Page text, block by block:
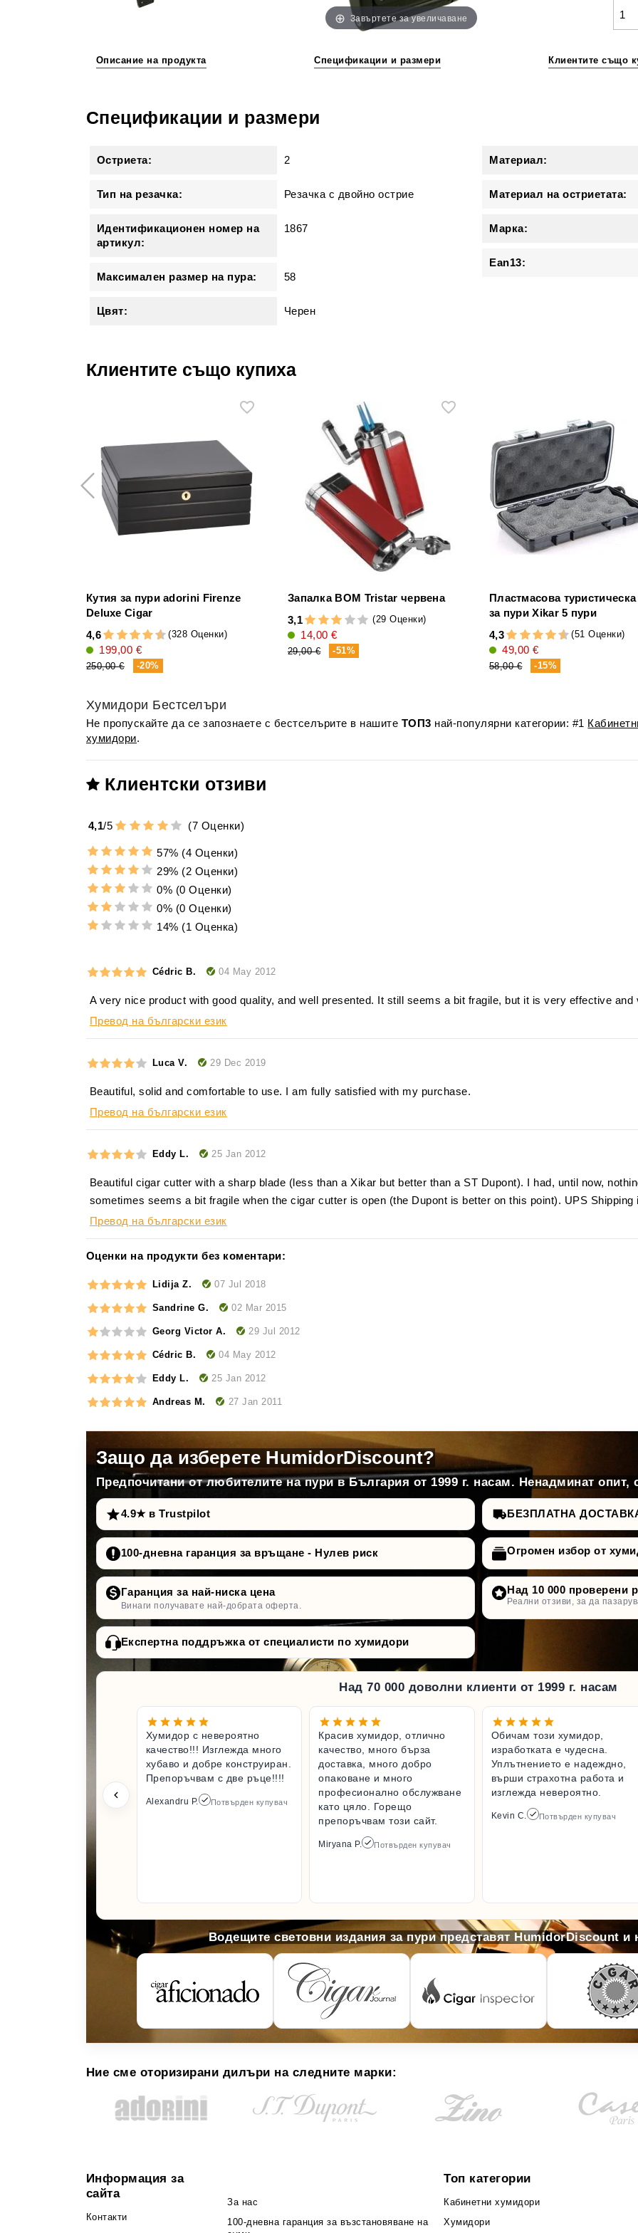
Завъртете за увеличаване
Описание на продукта Спецификации и размери Клиентите също
Спецификации и размери
Остриета: 2
Тип на резачка: Резачка с двойно острие
Идентификационен номер на
артикул:
1867
Максимален размер на пура: 58
Цвят: Черен
Материал:
Материал на остриетата:
Марка:
Ean13:
Клиентите също купиха
Кутия за пури adorini Firenze
Deluxe Cigar
4,6
(328 Оценки)
199,00 €
250,00 € -20%
Запалка BOM Tristar червена
3,1
(29 Оценки)
14,00 €
29,00 € -51%
Пластмасова туристическа
за пури Xikar 5 пури
4,3
(51 Оценки)
49,00 €
58,00 € -15%
Хумидори Бестселъри
Не пропускайте да се запознаете с бестселърите в нашите ТОП3 най-популярни категории: #1
хумидори.
Клиентски отзиви
4,1/5 (7 Оценки)
57% (4 Оценки)
29% (2 Оценки)
0% (0 Оценки)
0% (0 Оценки)
14% (1 Оценка)
Cédric B. 04 May 2012
A very nice product with good quality, and well presented. It still seems a bit fragile, but it is very effective and
Превод на български език
Luca V. 29 Dec 2019
Beautiful, solid and comfortable to use. I am fully satisfied with my purchase.
Превод на български език
Eddy L. 25 Jan 2012
Beautiful cigar cutter with a sharp blade (less than a Xikar but better than a ST Dupont). I had, until now,
sometimes seems a bit fragile when the cigar cutter is open (the Dupont is better on this point). UPS
Превод на български език
Оценки на продукти без коментари:
Lidija Z. 07 Jul 2018
Sandrine G. 02 Mar 2015
Georg Victor A. 29 Jul 2012
Cédric B. 04 May 2012
Eddy L. 25 Jan 2012
Andreas M. 27 Jan 2011
Защо да изберете HumidorDiscount?
Предпочитани от любителите на пури в България от 1999 г. насам. Ненадминат опит,
4.9★ в Trustpilot БЕЗПЛАТНА ДОСТАВКА
100-дневна гаранция за връщане - Нулев риск Огромен избор от
Гаранция за най-ниска цена
Винаги получавате най-добрата оферта.
Над 10 000 проверени
Реални отзиви, за да
Експертна поддръжка от специалисти по хумидори
Над 70 000 доволни клиенти от 1999 г. насам
Хумидор с невероятно
качество!!! Изглежда много
хубаво и добре конструиран.
Препоръчвам с две ръце!!!!
Alexandru P. Потвърден купувач
Красив хумидор, отлично
качество, много бърза
доставка, много добро
опаковане и много
професионално обслужване
като цяло. Горещо
препоръчвам този сайт.
Miryana P. Потвърден купувач
Обичам този хумидор,
изработката е чудесна.
Уплътнението е надеждно,
върши страхотна работа и
изглежда невероятно.
Kevin C. Потвърден купувач
Водещите световни издания за пури представят HumidorDiscount и
Ние сме оторизирани дилъри на следните марки:
Информация за
сайта
Контакти
За нас
100-дневна гаранция за възстановяване на
Топ категории
Кабинетни хумидори
Хумидори